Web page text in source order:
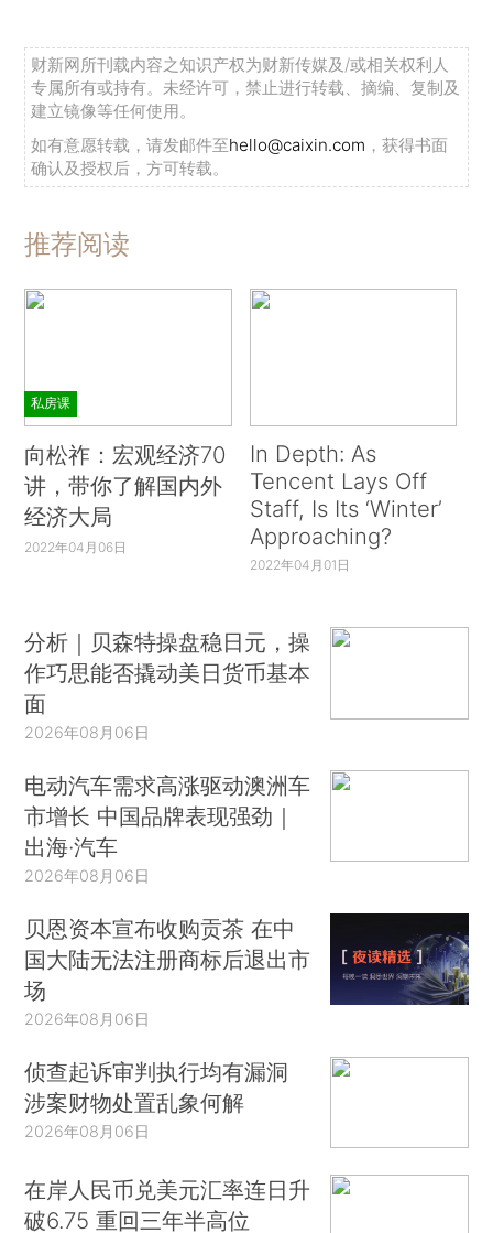
财新网所刊载内容之知识产权为财新传媒及/或相关权利人
专属所有或持有。未经许可，禁止进行转载、摘编、复制及
建立镜像等任何使用。
如有意愿转载，请发邮件至hello@caixin.com ，获得书面
确认及授权后，方可转载。
推荐阅读
私房课
向松祚：宏观经济70
讲，带你了解国内外
经济大局
2022年04月06日
In Depth: As
Tencent Lays Off
Staff, Is Its ‘Winter’
Approaching?
2022年04月01日
分析｜贝森特操盘稳日元，操
作巧思能否撬动美日货币基本
面
2026年08月06日
电动汽车需求高涨驱动澳洲车
市增长 中国品牌表现强劲｜
出海·汽车
2026年08月06日
贝恩资本宣布收购贡茶 在中
国大陆无法注册商标后退出市
场
2026年08月06日
侦查起诉审判执行均有漏洞
涉案财物处置乱象何解
2026年08月06日
在岸人民币兑美元汇率连日升
破6.75 重回三年半高位